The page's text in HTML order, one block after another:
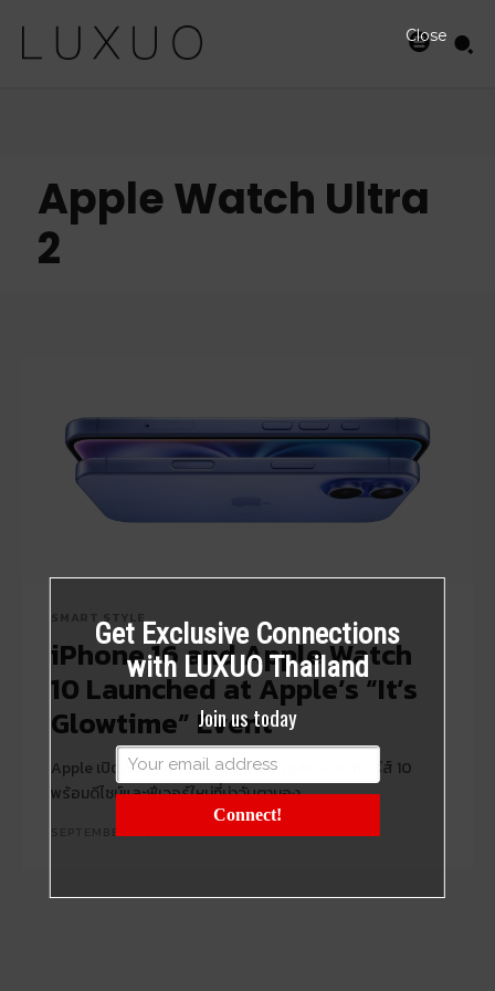
Apple Watch Ultra
2
iPhone 16 and Apple Watch
10 Launched at Apple’s “It’s
Glowtime” Event
Apple เปิดตัว iPhone ซีรีส์ 16 และ Apple Watch ซีรีส์ 10
พร้อมดีไซน์และฟีเจอร์ใหม่ที่น่าจับตามอง
Get Exclusive Connections
with LUXUO Thailand
Join us today
Connect!
Close